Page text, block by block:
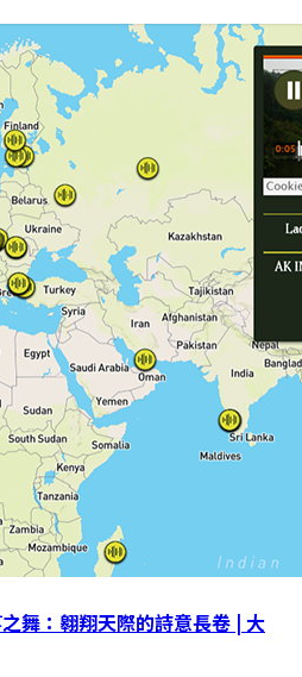
舞：翱翔天際的詩意長卷 | 大